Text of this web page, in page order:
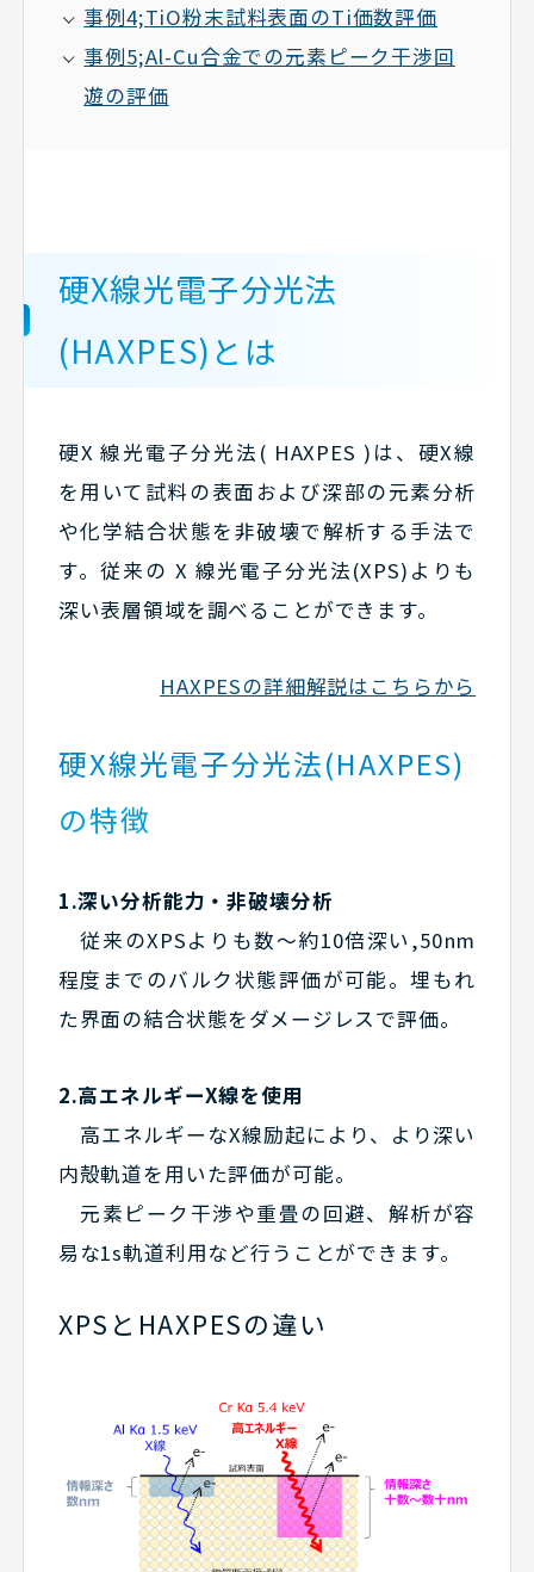
事例4;TiO粉末試料表面のTi価数評価
事例5;Al-Cu合金での元素ピーク干渉回
遊の評価
硬X線光電子分光法
(HAXPES)とは
硬X 線光電子分光法( HAXPES )は、硬X線
を用いて試料の表面および深部の元素分析
や化学結合状態を非破壊で解析する手法で
す。従来の X 線光電子分光法(XPS)よりも
深い表層領域を調べることができます。
HAXPESの詳細解説はこちらから
硬X線光電子分光法(HAXPES)
の特徴
1.深い分析能力・非破壊分析
従来のXPSよりも数～約10倍深い,50nm
程度までのバルク状態評価が可能。埋もれ
た界面の結合状態をダメージレスで評価。
2.高エネルギーX線を使用
高エネルギーなX線励起により、より深い
内殻軌道を用いた評価が可能。
元素ピーク干渉や重畳の回避、解析が容
易な1s軌道利用など行うことができます。
XPSとHAXPESの違い